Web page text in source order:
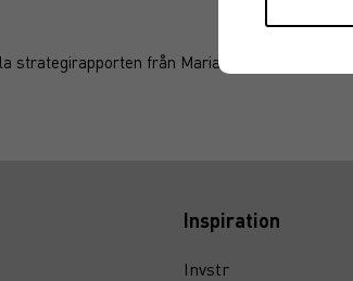
strategirapporten från Maria Ljungqvist
Inspiration
Invstr